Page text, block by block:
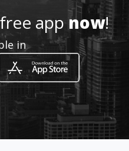
-
get
appnow!
in